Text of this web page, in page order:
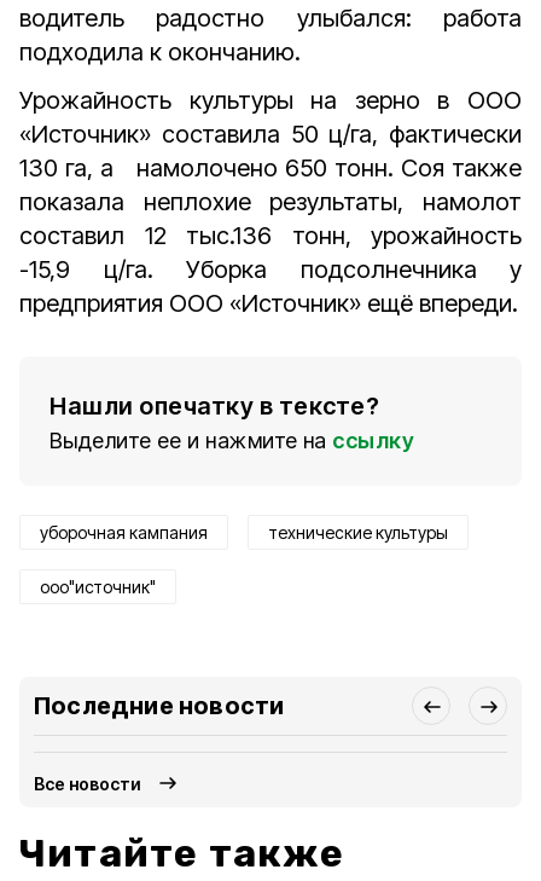
водитель радостно улыбался: работа
подходила к окончанию.
Урожайность культуры на зерно в ООО
«Источник» составила 50 ц/га, фактически
130 га, а намолочено 650 тонн. Соя также
показала неплохие результаты, намолот
составил 12 тыс.136 тонн, урожайность
-15,9 ц/га. Уборка подсолнечника у
предприятия ООО «Источник» ещё впереди.
Нашли опечатку в тексте?
Выделите ее и нажмите на ссылку
уборочная кампания технические культуры
ооо"источник"
Последние новости
Все новости
Читайте также